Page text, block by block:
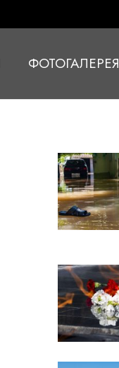
ФОТОГАЛЕРЕЯ